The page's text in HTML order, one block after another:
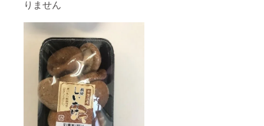
りません